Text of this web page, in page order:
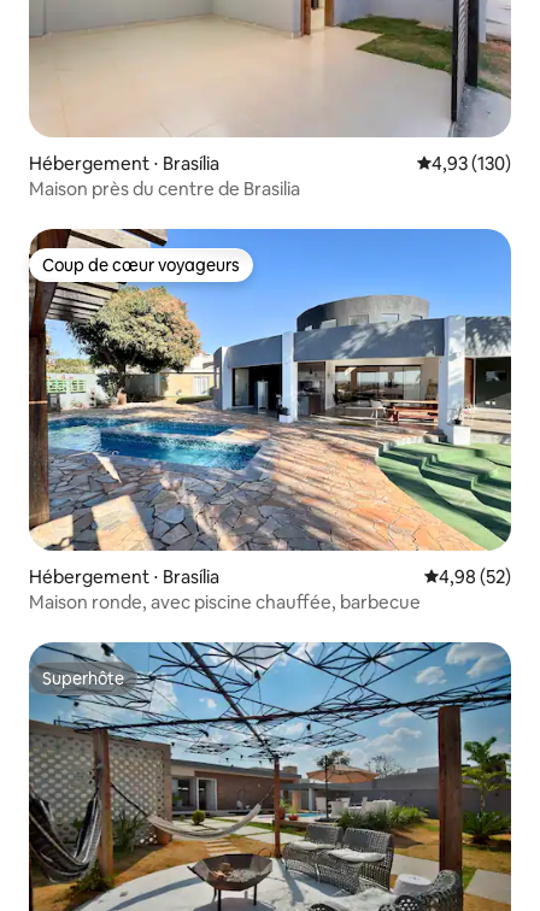
Hébergement ⋅ Brasília Évaluation
4,93 (130)
Maison près du centre de Brasilia
Coup de cœur voyageurs
Coup de cœur voyageurs
Hébergement ⋅ Brasília Évaluation
4,98 (52)
Maison ronde, avec piscine chauffée, barbecue
Superhôte
Superhôte